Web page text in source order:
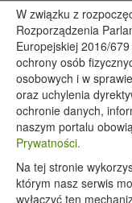
Starostwo
Lubelski Urząd
Urząd
Serwis
PGE – Planowane
Poczta E-mail
W związku z
Rozporządzenia
Europejskiej 2016/
ochrony osób
osobowych i w
oraz uchylenia
ochronie danych,
naszym portalu
Prywatności.
Na tej stronie
którym nasz serwis
wyłączyć ten